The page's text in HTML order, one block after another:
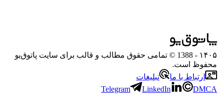
۱۴۰۵
- 1388 © تمامی حقوق مطالب و قالب برای سایت پاتوق‌یو
محفوظ است.
ارتباط با ما
تبلیغات
Telegram
LinkedIn DMCA